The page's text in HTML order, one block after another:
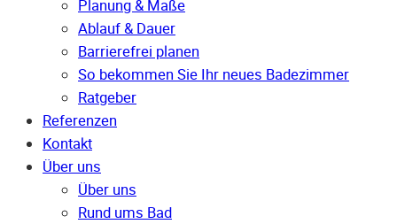
Planung & Maße
Ablauf & Dauer
Barrierefrei planen
So bekommen Sie Ihr neues Badezimmer
Ratgeber
Referenzen
Kontakt
Über uns
Über uns
Rund ums Bad